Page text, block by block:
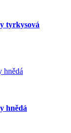
tyrkysová
hnědá